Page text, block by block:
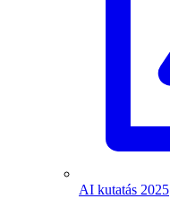
AI kutatás 2025